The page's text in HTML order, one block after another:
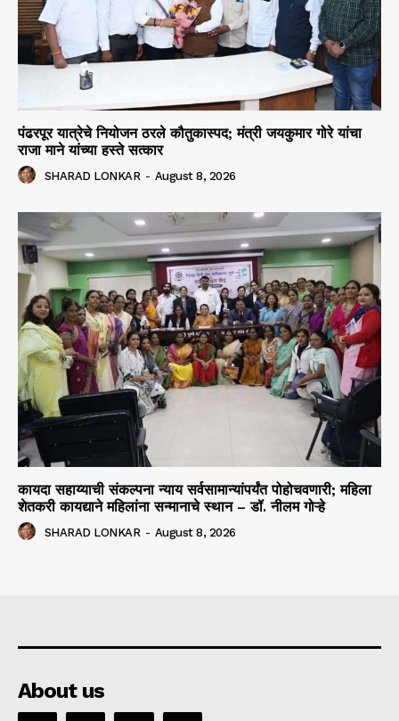
पंढरपूर यात्रेचे नियोजन ठरले कौतुकास्पद; मंत्री जयकुमार गोरे यांचा
राजा माने यांच्या हस्ते सत्कार
SHARAD LONKAR - August 8, 2026
कायदा सहाय्याची संकल्पना न्याय सर्वसामान्यांपर्यंत पोहोचवणारी; महिला
शेतकरी कायद्याने महिलांना सन्मानाचे स्थान – डॉ. नीलम गोऱ्हे
SHARAD LONKAR - August 8, 2026
About us